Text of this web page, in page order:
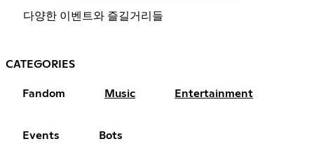
다양한 이벤트와 즐길거리들
CATEGORIES
Fandom Music Entertainment
Events Bots